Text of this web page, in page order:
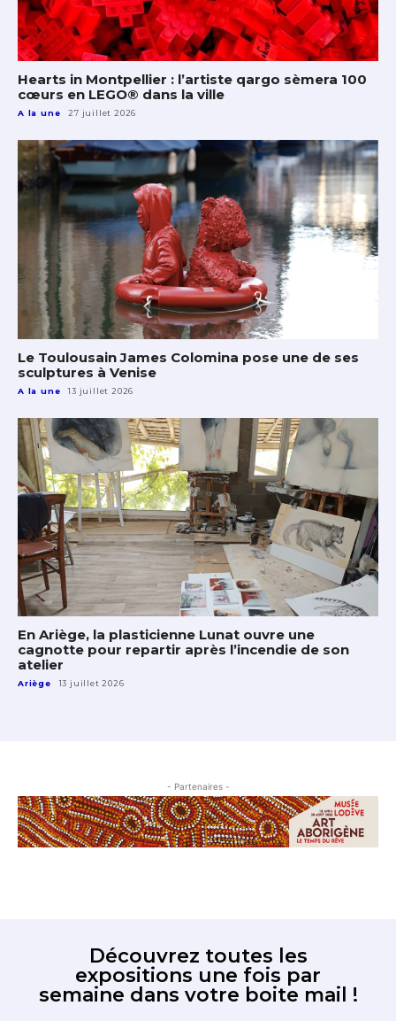
Hearts in Montpellier : l’artiste qargo sèmera 100
cœurs en LEGO® dans la ville
A la une 27 juillet 2026
Le Toulousain James Colomina pose une de ses
sculptures à Venise
A la une 13 juillet 2026
En Ariège, la plasticienne Lunat ouvre une
cagnotte pour repartir après l’incendie de son
atelier
Ariège 13 juillet 2026
- Partenaires -
Découvrez toutes les
expositions une fois par
semaine dans votre boite mail !